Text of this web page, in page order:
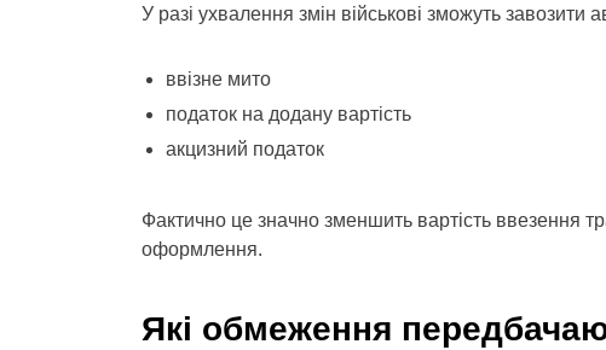
У разі ухвалення змін військові зможуть
ввізне мито
податок на додану вартість
акцизний податок
Фактично це значно зменшить вартість ввезення
оформлення.
Які обмеження